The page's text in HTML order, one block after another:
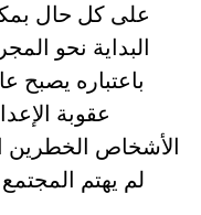
على كل حال
البداية نحو
باعتباره يصبح
عقوبة
الأشخاص الخطرين
لم يهتم